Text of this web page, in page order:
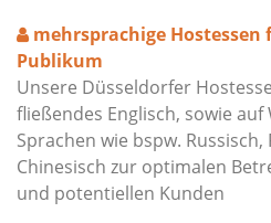
mehrsprachige
Publikum
Unsere Düsseldorfer
fließendes Englisch, sowie
Sprachen wie bspw.
Chinesisch zur optimalen
und potentiellen Kunden